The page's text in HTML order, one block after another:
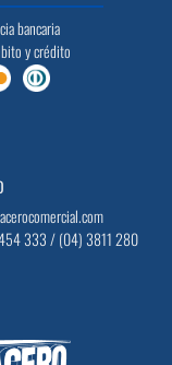
bancaria
y crédito
333 / (04) 3811 280